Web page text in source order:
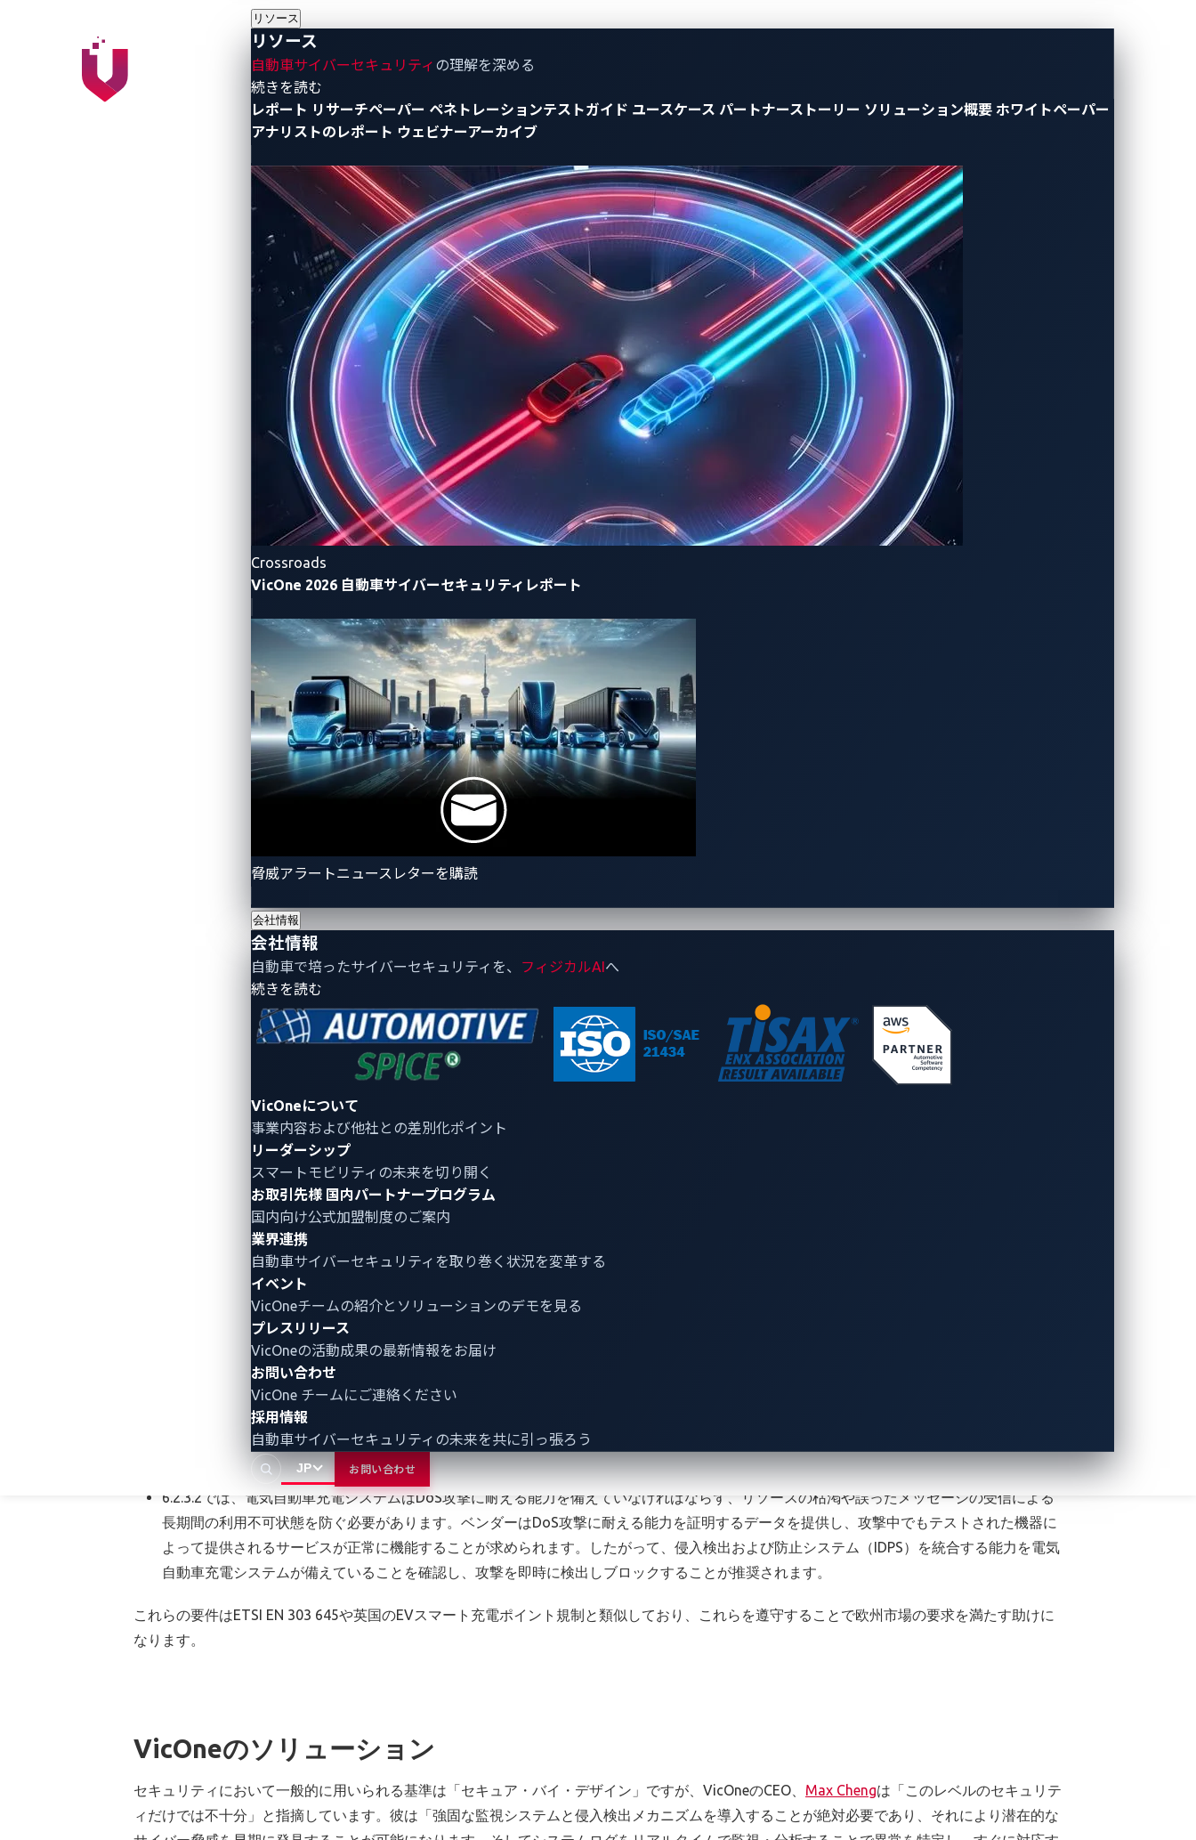
リソース
リソース
自動車サイバーセキュリティ の理解を深める
続きを読む
レポート リサーチペーパー ペネトレーションテストガイド ユースケース パートナーストーリー ソリューション概要 ホワイトペーパー
アナリストのレポート ウェビナーアーカイブ
Crossroads
VicOne 2026 自動車サイバーセキュリティレポート
脅威アラートニュースレターを購読
会社情報
会社情報
自動車で培ったサイバーセキュリティを、 フィジカルAIへ
続きを読む
VicOneについて
事業内容および他社との差別化ポイント
リーダーシップ
スマートモビリティの未来を切り開く
お取引先様 国内パートナープログラム
国内向け公式加盟制度のご案内
業界連携
自動車サイバーセキュリティ を取り巻く状況を変革する
イベント
VicOneチームの紹介とソリューションのデモを見る
プレスリリース
VicOneの活動成果の最新情報をお届け
お問い合わせ
VicOne チームにご連絡ください
採用情報
自動車サイバーセキュリティの未来を共に引っ張ろう
JP お問い合わせ
サイバー攻撃の衝撃的な現実：電源が切断され、中断された接続
なぜ電気自動車（EV）充電システムのサイバーセキュリティ保護機能に多くの注目が集まっているのでしょうか。以下のいくつかの事例を見てみ
2022年、アイル・オブ・ワイトの市議会の駐車場にある充電ステーションがハッキングされ、画面に不適切な
は難しいでしょう。
2022年、ロシアの充電ステーションが攻撃され、EVオーナーは車を充電できなくなりました。この事件はロシアのEVオーナーに大きな影響
を与え、モスクワ郊外の多くのEV充電ステーションがハッキングされ、機能不全に陥りました。
2021年末に大きな注目を集めたLog4Shellの脆弱性は、EV充電システムや充電ステーション管理システム（CSMS）内で広く使用されている
OCPP（オープンチャージポイントプロトコル）サーバー/クライアントにも発見されました。この脆弱性を悪用すると、情報漏えい、サービ
ス拒否（DoS）攻撃、あるいは充電器への物理的な損害が発生する可能性があります。このような脆弱なEV充電システムが世界中に広がり、
ビジネスに与える影響の広がりを想像してみてください。
2023年、リサーチャーたちはVehicleSecで新しいサイバー攻撃手法「チャージングパイルランサムアタック」を紹介しました。これは、充電
後、ユーザーが身代金を支払うまで車を離れることができなくなる可能性がある攻撃手法です。
上記の例に示されているように、サイバー攻撃はデータ侵害に限らず、ビジネスに重大な影響を与える可能性があります。風評被害だけでなく、
これらの攻撃はサービスを中断させ、収益に影響を及ぼすこともあります。さらに、影響はEV充電システム自体に留まらないことがあります。侵
害されたEV充電システムは、攻撃者がサービスクラウド（組織）、電気自動車（顧客）、そして電力網（重要な国家インフラ）にさらなる影響を
及ぼすための足掛かりとして使われることがあります。電気自動車業界の事業者は、自らの充電ステーションが電力ネットワーク内の脆弱なアク
セスポイントになることを望まないでしょう。
図1：EV充電システムネットワークで発生し得る攻撃経路
充電器を守る：電気自動車充電システムのための強固なサイバーセキュリティ
世界各国及び地域における電気自動車充電システムのサイバーセキュリティへの懸念が高まっています。この懸念は、これらシステムが潜在的に
及ぼす大きな影響に起因しています。先に挙げた例から、以下の2つの一般的な攻撃方法が観察されます：
電気自動車充電システムのオープンソースの脆弱性を悪用
充電ステーションを標的としたCSMS、電気自動車、電力網への攻撃
台湾経済部が発表した電気自動車充電システムVPCプロジェクトでは、セクション6.2.3の「オペレーティングシステムおよびネットワークサービ
ス」において、以下の2つの要点が検査項目として明確に挙げられています：
6.2.3.1によると、電気自動車充電システムのオペレーティングシステムおよびネットワークサービスには、国家脆弱性データベース（NVD）
に公開されている一般的な脆弱性および露出された脆弱性が含まれてはならず、共通脆弱性評価システム（CVSS）のスコアが7以上の場合は
不適格とされます。CVE番号が付与された脆弱性が発見され、そのCVSSスコアが7以上（または「高」または「緊急」と分類される場合）は
この要件を満たしていないことになります。したがって、NVDデータを利用した脆弱性管理プラットフォームの使用が推奨され、脆弱性を継
続的に監視し、システムへの変更を最小限に抑えながら迅速に軽減するための仮想パッチを提供することが望まれます。
6.2.3.2では、電気自動車充電システムはDoS攻撃に耐える能力を備えていなければならず、リソースの枯渇や誤ったメッセージの受信による
長期間の利用不可状態を防ぐ必要があります。ベンダーはDoS攻撃に耐える能力を証明するデータを提供し、攻撃中でもテストされた機器に
よって提供されるサービスが正常に機能することが求められます。したがって、侵入検出および防止システム（IDPS）を統合する能力を電気
自動車充電システムが備えていることを確認し、攻撃を即時に検出しブロックすることが推奨されます。
これらの要件はETSI EN 303 645や英国のEVスマート充電ポイント規制と類似しており、これらを遵守することで欧州市場の要求を満たす助けに
なります。
VicOneのソリューション
セキュリティにおいて一般的に用いられる基準は「セキュア・バイ・デザイン」ですが、VicOneのCEO、 Max Chengは「このレベルのセキュリテ
ィだけでは不十分」と指摘しています。彼は「強固な監視システムと侵入検出メカニズムを導入することが絶対必要であり、それにより潜在的な